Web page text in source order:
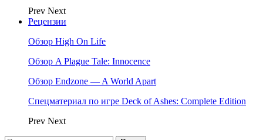
Prev Next
Рецензии
Обзор High On Life
Обзор A Plague Tale: Innocence
Обзор Endzone — A World Apart
Спецматериал по игре Deck of Ashes: Complete Edition
Prev Next